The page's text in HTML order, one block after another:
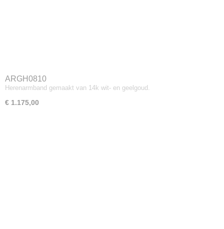
ARGH0810
Herenarmband gemaakt van 14k wit- en geelgoud.
€ 1.175,00